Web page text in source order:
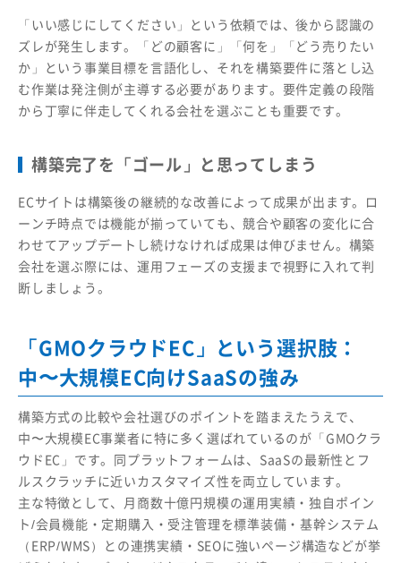
「いい感じにしてください」という依頼では、後から認識の
ズレが発生します。「どの顧客に」「何を」「どう売りたい
か」という事業目標を言語化し、それを構築要件に落とし込
む作業は発注側が主導する必要があります。要件定義の段階
から丁寧に伴走してくれる会社を選ぶことも重要です。
構築完了を「ゴール」と思ってしまう
ECサイトは構築後の継続的な改善によって成果が出ます。ロ
ーンチ時点では機能が揃っていても、競合や顧客の変化に合
わせてアップデートし続けなければ成果は伸びません。構築
会社を選ぶ際には、運用フェーズの支援まで視野に入れて判
断しましょう。
「GMOクラウドEC」という選択肢：
中〜大規模EC向けSaaSの強み
構築方式の比較や会社選びのポイントを踏まえたうえで、
中〜大規模EC事業者に特に多く選ばれているのが「GMOクラ
ウドEC」です。同プラットフォームは、SaaSの最新性とフ
ルスクラッチに近いカスタマイズ性を両立しています。
主な特徴として、月商数十億円規模の運用実績・独自ポイン
ト/会員機能・定期購入・受注管理を標準装備・基幹システム
（ERP/WMS）との連携実績・SEOに強いページ構造などが挙